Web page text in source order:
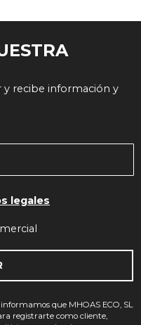
y recibe información y
legales
que MHOAS ECO, SL
registrarte como cliente,